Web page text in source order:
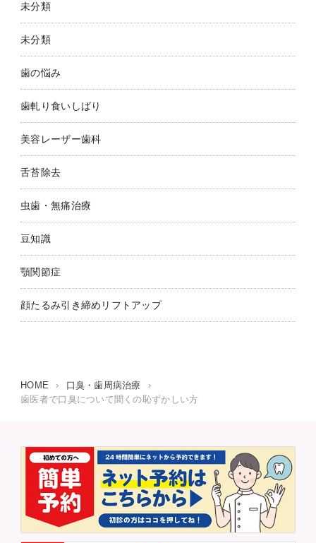
未分類
未分類
歯の悩み
歯軋り食いしばり
美容レーザー歯科
舌苔除去
虫歯・無痛治療
豆知識
顎関節症
顔たるみ引き締めリフトアップ
HOME › 口臭・歯周病治療
›
歯医者で口臭について聞くの恥ずかしい方